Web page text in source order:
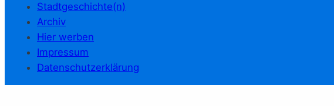
Stadtgeschichte(n)
Archiv
Hier werben
Impressum
Datenschutzerklärung